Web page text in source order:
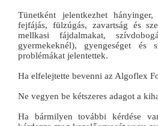
Tünetként jelentkezhet
fejfájás, fülzúgás, zavartság és
mellkasi fájdalmakat,
gyermekeknél), gyengeséget és
problémákat jelentettek.
Ha elfelejtette bevenni az Algoflex
Ne vegyen be kétszeres adagot a
Ha bármilyen további kérdése